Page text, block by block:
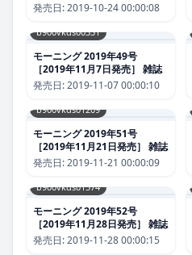
発売日:2019-10-24 00:00:08
b900vkds00331
モーニング 2019年49号
［2019年11月7日発売］ 雑誌
発売日:2019-11-07 00:00:10
b900vkds01209
モーニング 2019年51号
［2019年11月21日発売］ 雑誌
発売日:2019-11-21 00:00:09
b900vkds01574
モーニング 2019年52号
［2019年11月28日発売］ 雑誌
発売日:2019-11-28 00:00:15